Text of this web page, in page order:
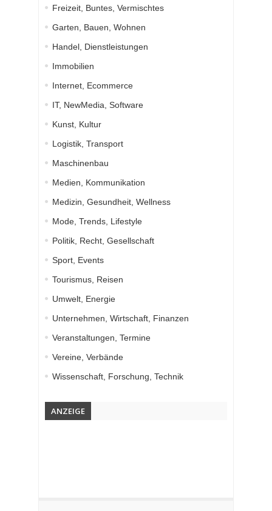
Freizeit, Buntes, Vermischtes
Garten, Bauen, Wohnen
Handel, Dienstleistungen
Immobilien
Internet, Ecommerce
IT, NewMedia, Software
Kunst, Kultur
Logistik, Transport
Maschinenbau
Medien, Kommunikation
Medizin, Gesundheit, Wellness
Mode, Trends, Lifestyle
Politik, Recht, Gesellschaft
Sport, Events
Tourismus, Reisen
Umwelt, Energie
Unternehmen, Wirtschaft, Finanzen
Veranstaltungen, Termine
Vereine, Verbände
Wissenschaft, Forschung, Technik
ANZEIGE